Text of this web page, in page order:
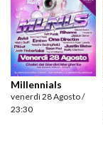
Millennials
venerdì 28 Agosto /
23:30